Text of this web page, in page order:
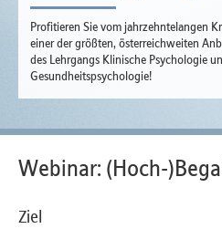
Profitieren Sie vom jahrzehntelangen
einer der größten, österreichweiten
des Lehrgangs Klinische Psychologie
Gesundheitspsychologie!
Webinar: (Hoch-
Ziel